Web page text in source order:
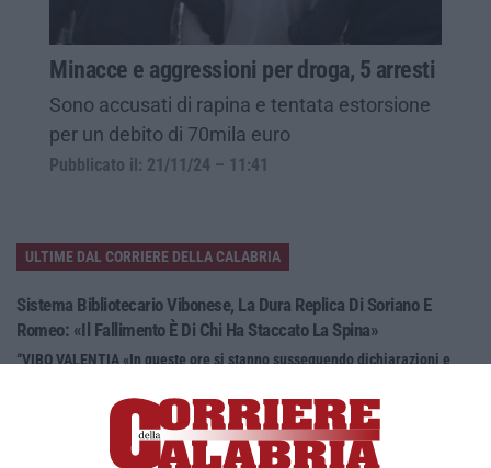
Minacce e aggressioni per droga, 5 arresti
Sono accusati di rapina e tentata estorsione
per un debito di 70mila euro
Pubblicato il: 21/11/24 – 11:41
ULTIME DAL CORRIERE DELLA CALABRIA
Sistema Bibliotecario Vibonese, La Dura Replica Di Soriano E
Romeo: «Il Fallimento È Di Chi Ha Staccato La Spina»
“VIBO VALENTIA «In queste ore si stanno susseguendo dichiarazioni e
06 Agosto, 22:18